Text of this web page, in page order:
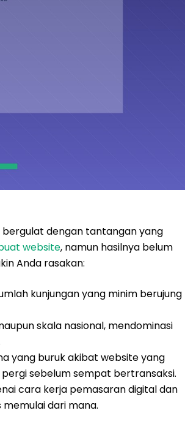
bergulat dengan tantangan yang
website, namun hasilnya belum
Anda rasakan:
kunjungan yang minim berujung
skala nasional, mendominasi
yang buruk akibat website yang
sebelum sempat bertransaksi.
cara kerja pemasaran digital dan
dari mana.